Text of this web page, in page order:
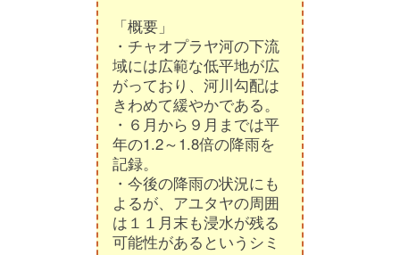
「概要」
・チャオプラヤ河の下流
域には広範な低平地が広
がっており、河川勾配は
きわめて緩やかである。
・６月から９月までは平
年の1.2～1.8倍の降雨を
記録。
・今後の降雨の状況にも
よるが、アユタヤの周囲
は１１月末も浸水が残る
可能性があるというシミ